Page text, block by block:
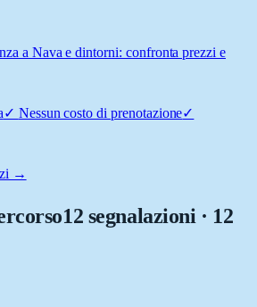
a Nava e dintorni: confronta prezzi e
✓ Nessun costo di prenotazione✓
→
12 segnalazioni · 12